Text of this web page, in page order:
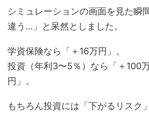
シミュレーションの画面を見た瞬
違う…」と呆然としました。
学資保険なら「＋16万円」。
投資（年利3〜5％）なら「＋100
円」。
もちろん投資には「下がるリスク